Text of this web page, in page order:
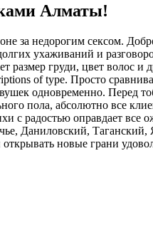
Алматы!
за недорогим сексом.
ухаживаний и
груди, цвет волос и
of type. Просто
одновременно. Перед
пола, абсолютно все
с радостью оправдает все
Даниловский,
новые грани